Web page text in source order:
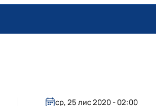
ср, 25 лис 2020 - 02:00